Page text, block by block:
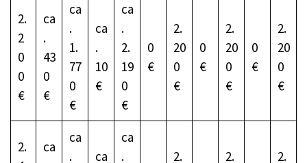
2.
2
0
0
€
ca
.
43
0
€
ca
.
1.
77
0
€
ca
.
10
€
ca
.
2.
19
0
€
0
€
2.
20
0
€
0
€
2.
20
0
€
0
€
2.
20
0
€
2.
ca
ca
.
ca
ca
.
2.
2.
2.